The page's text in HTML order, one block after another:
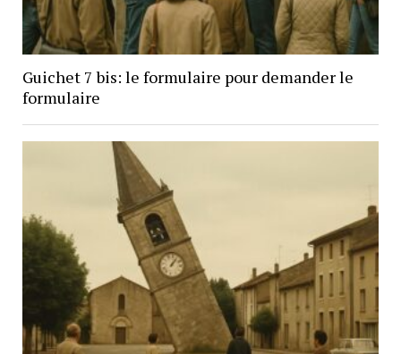
Guichet 7 bis: le formulaire pour demander le
formulaire